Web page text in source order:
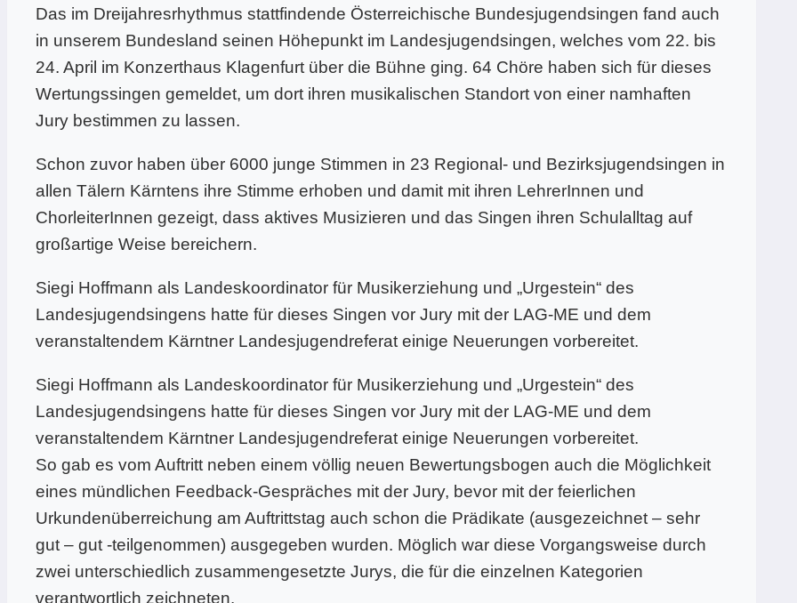
Das im Dreijahresrhythmus stattfindende Österreichische Bundesjugendsingen fand auch
in unserem Bundesland seinen Höhepunkt im Landesjugendsingen, welches vom 22. bis
24. April im Konzerthaus Klagenfurt über die Bühne ging. 64 Chöre haben sich für dieses
Wertungssingen gemeldet, um dort ihren musikalischen Standort von einer namhaften
Jury bestimmen zu lassen.
Schon zuvor haben über 6000 junge Stimmen in 23 Regional- und Bezirksjugendsingen in
allen Tälern Kärntens ihre Stimme erhoben und damit mit ihren LehrerInnen und
ChorleiterInnen gezeigt, dass aktives Musizieren und das Singen ihren Schulalltag auf
großartige Weise bereichern.
Siegi Hoffmann als Landeskoordinator für Musikerziehung und „Urgestein“ des
Landesjugendsingens hatte für dieses Singen vor Jury mit der LAG-ME und dem
veranstaltendem Kärntner Landesjugendreferat einige Neuerungen vorbereitet.
Siegi Hoffmann als Landeskoordinator für Musikerziehung und „Urgestein“ des
Landesjugendsingens hatte für dieses Singen vor Jury mit der LAG-ME und dem
veranstaltendem Kärntner Landesjugendreferat einige Neuerungen vorbereitet.
So gab es vom Auftritt neben einem völlig neuen Bewertungsbogen auch die Möglichkeit
eines mündlichen Feedback-Gespräches mit der Jury, bevor mit der feierlichen
Urkundenüberreichung am Auftrittstag auch schon die Prädikate (ausgezeichnet – sehr
gut – gut -teilgenommen) ausgegeben wurden. Möglich war diese Vorgangsweise durch
zwei unterschiedlich zusammengesetzte Jurys, die für die einzelnen Kategorien
verantwortlich zeichneten.